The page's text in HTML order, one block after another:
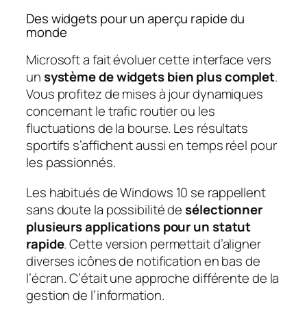
Des widgets pour un aperçu rapide du
monde
Microsoft a fait évoluer cette interface vers
unsystème de widgets bien plus complet.
Vous profitez de mises à jour dynamiques
concernant le trafic routier ou les
fluctuations de la bourse. Les résultats
sportifs s’affichent aussi en temps réel pour
les passionnés.
Les habitués de Windows 10 se rappellent
sans doute la possibilité desélectionner
plusieurs applications pour un statut
rapide. Cette version permettait d’aligner
diverses icônes de notification en bas de
l’écran. C’était une approche différente de la
gestion de l’information.